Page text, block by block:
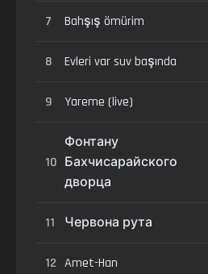
7 Bahşış ömürim
8 Evleri var suv başında
9 Yareme (live)
10
Фонтану
Бахчисарайского
дворца
11 Червона рута
12 Amet-Han